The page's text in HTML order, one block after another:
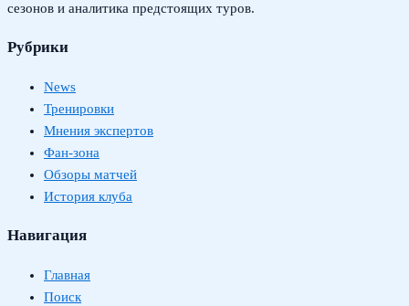
сезонов и аналитика предстоящих туров.
Рубрики
News
Тренировки
Мнения экспертов
Фан-зона
Обзоры матчей
История клуба
Навигация
Главная
Поиск